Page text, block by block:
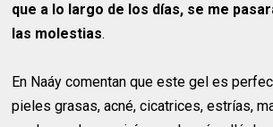
que a lo largo de los días, se me
las molestias.
En Naáy comentan que este gel es
pieles grasas, acné, cicatrices, estrías,